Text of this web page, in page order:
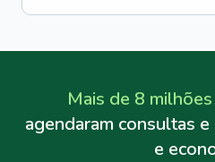
Mais de 8
agendaram consultas
e